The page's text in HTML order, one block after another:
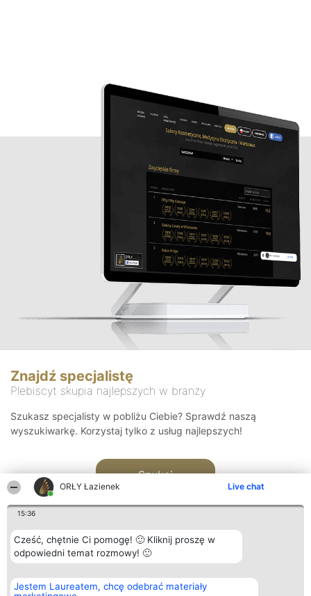
ORŁY Łazienek Live chat
15:36
Cześć, chętnie Ci pomogę! 🙂 Kliknij proszę w
odpowiedni temat rozmowy! 🙂
Jestem Laureatem, chcę odebrać materiały
Znajdź specjalistę
Plebiscyt skupia najlepszych w branży
Szukasz specjalisty w pobliżu Ciebie? Sprawdź naszą
wyszukiwarkę. Korzystaj tylko z usług najlepszych!
Szukaj
Organizator plebiscytu
Bright Side Solutions sp. z o.
Plebiscyt
Laureaci
Kontakt
Kontakt